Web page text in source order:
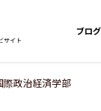
ブログ
際政治経済学部